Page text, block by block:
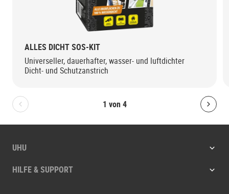
1 von 4
Bolton.General.PreviousSlide
ALLES DICHT SOS-KIT
Universeller, dauerhafter, wasser- und luftdichter
Dicht- und Schutzanstrich
UHU
HILFE & SUPPORT